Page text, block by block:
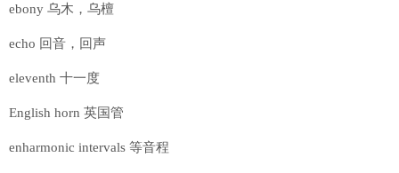
ebony 乌木，乌檀
echo 回音，回声
eleventh 十一度
English horn 英国管
enharmonic intervals 等音程